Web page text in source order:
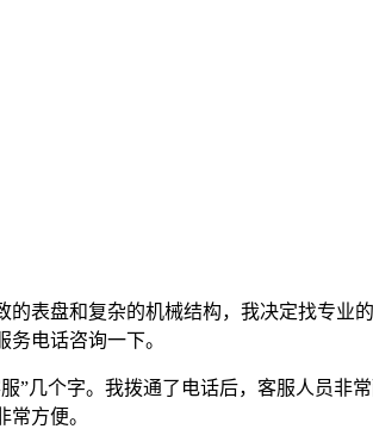
的表盘和复杂的机械结构，我决定找专
电话咨询一下。
”几个字。我拨通了电话后，客服人员
方便。